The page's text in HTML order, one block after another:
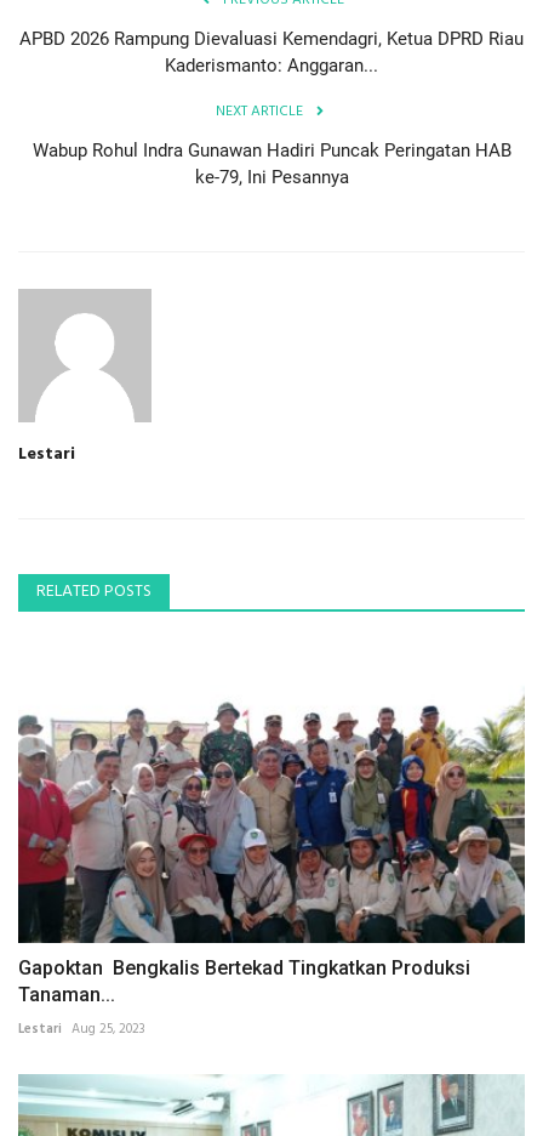
APBD 2026 Rampung Dievaluasi Kemendagri, Ketua DPRD Riau
Kaderismanto: Anggaran...
NEXT ARTICLE
Wabup Rohul Indra Gunawan Hadiri Puncak Peringatan HAB
ke-79, Ini Pesannya
Lestari
RELATED POSTS
Gapoktan Bengkalis Bertekad Tingkatkan Produksi
Tanaman...
Lestari Aug 25, 2023